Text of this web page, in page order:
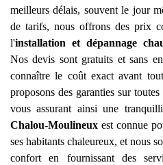
meilleurs délais, souvent le jour
de tarifs, nous offrons des prix
l'installation et dépannage
Nos devis sont gratuits et sans
connaître le coût exact avant
proposons des garanties sur
vous assurant ainsi une
Chalou-Moulineux est connue
ses habitants chaleureux, et nous
confort en fournissant des